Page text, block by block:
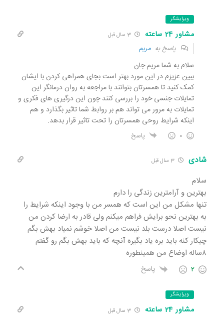
ویرایشگر
مشاور 24 ساعته 3 سال قبل
پاسخ به مريم
سلام به شما مریم جان
ببین عزیزم در این مورد بهتر است بجای همراهی کردن با ایشان
کمک کنید تا همسرتان بتوانند با مراجعه به روان درمانگر این
تمایلات جنسی خود را بررسی کنند چون این درگیری های فکری و
تمایلات به مرور می تواند هم بر روابط شما تاثیر بگذارد و هم
اینکه شرایط روحی همسرتان را تحت تاثیر قرار بدهد.
0 پاسخ
شادی 3 سال قبل
سلام
بهترین و آرامترین زندگی را دارم
تنها مشکل من این است که همسر من با وجود اینکه شرایط را
به بهترین نحو برایش فراهم میکنم ولی قادر به ارضا کردن من
نیست اصلا درست بلد نیست من اصلا خوشم نمیاد بهش بگم
چیکار کنه باید بره یاد بگیره آنچه که باید بهش بگم رو گفتم
۸ساله اوضاع من همینطوره
2 پاسخ
ویرایشگر
مشاور 24 ساعته 3 سال قبل